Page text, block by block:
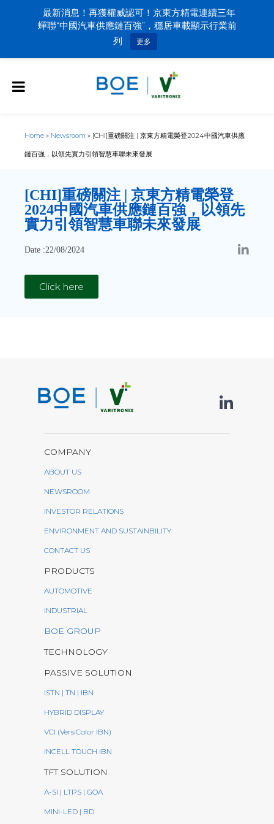
Home » Newsroom » [CHI]重磅關注 | 京東方精電榮登2024中國汽車供應
鏈百強，以領先實力引領智慧車聯未來發展
[CHI]重磅關注 | 京東方精電榮登
2024中國汽車供應鏈百強，以領先
實力引領智慧車聯未來發展
Date :22/08/2024
Click here
COMPANY
ABOUT US
NEWSROOM
INVESTOR RELATIONS
ENVIRONMENT AND SUSTAINBILITY
CONTACT US
PRODUCTS
AUTOMOTIVE
INDUSTRIAL
BOE GROUP
TECHNOLOGY
PASSIVE SOLUTION
ISTN | TN | IBN
HYBRID DISPLAY
VCI (VersiColor IBN)
INCELL TOUCH IBN
TFT SOLUTION
A-SI | LTPS | GOA
MINI-LED | BD
最新消息！再獲權威認可！京東方精電連續三年
蟬聯“中國汽車供應鏈百強”，穩居車載顯示行業前
列
更多